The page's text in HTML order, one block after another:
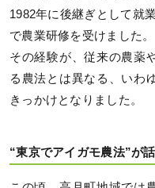
1982年に後継ぎとして就
で農業研修を受けました。
その経験が、従来の農薬
る農法とは異なる、いわ
きっかけとなりました。
“東京でアイガモ農法”が